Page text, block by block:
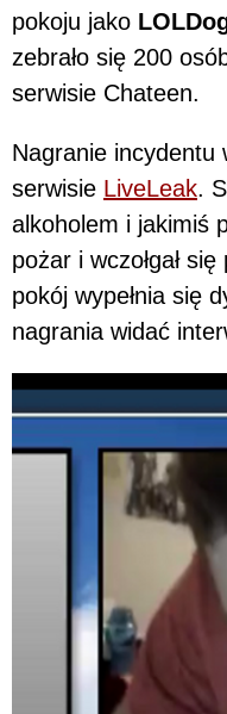
pokoju jako
zebrało się 200
serwisie Chateen.
Nagranie incydentu
serwisie LiveLeak.
alkoholem i jakimiś
pożar i wczołgał
pokój wypełnia się
nagrania widać